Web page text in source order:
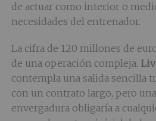
de actuar como interior o
necesidades del entrenador.
La cifra de 120 millones de
de una operación compleja.
contempla una salida sencilla
con un contrato largo, pero
envergadura obligaría a